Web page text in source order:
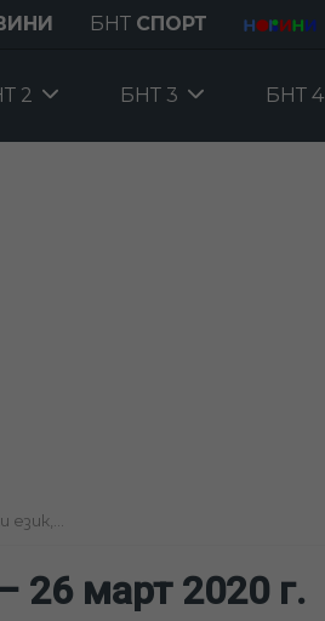
БНТ СПОРТ
2 БНТ 3 БНТ 4
26 март 2020 г.